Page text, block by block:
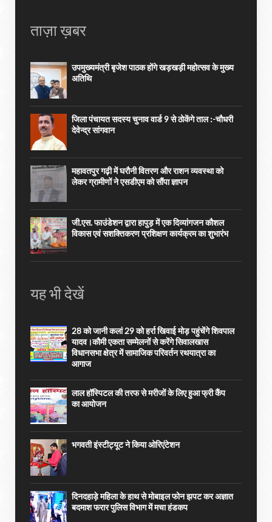
ताज़ा ख़बर
उपमुख्यमंत्री बृजेश पाठक होंगे खड़खड़ी महोत्सव के मुख्य
अतिथि
जिला पंचायत सदस्य चुनाव वार्ड 9 से ठोकेंगे ताल :-चौधरी
देवेन्द्र सांगवान
महावतपुर गढ़ी में घरौनी वितरण और राशन व्यवस्था को
लेकर ग्रामीणों ने एसडीएम को सौंपा ज्ञापन
जी.एस. फाउंडेशन द्वारा हापुड़ में एक दिव्यांगजन कौशल
विकास एवं सशक्तिकरण प्रशिक्षण कार्यक्रम का शुभारंभ
यह भी देखें
28 को जानी कलां 29 को हर्रा खिवाई मोड़ पहुंचेंगे शिवपाल
यादव।कौमी एकता सम्मेलनों से करेंगे सिवालखास
विधानसभा क्षेत्र में सामाजिक परिवर्तन रथयात्रा का
आगाज
लाल हॉस्पिटल की तरफ से मरीजों के लिए हुआ फ्री कैंप
का आयोजन
भगवती इंस्टीट्यूट ने किया ओरिएंटेशन
दिनदहाड़े महिला के हाथ से मोबाइल फोन झपट कर अज्ञात
बदमाश फरार पुलिस विभाग में मचा हंडकप